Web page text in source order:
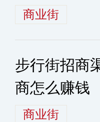
商业街
步行街招商
商怎么赚钱
商业街